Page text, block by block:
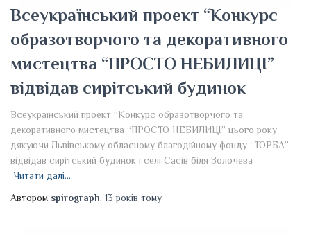
Всеукраїнський проект “Конкурс
образотворчого та декоративного
мистецтва “ПРОСТО НЕБИЛИЦІ”
відвідав сирітський будинок
Всеукраїнський проект “Конкурс образотворчого та
декоративного мистецтва “ПРОСТО НЕБИЛИЦІ” цього року
дякуючи Львівському обласному благодійному фонду “ТОРБА”
відвідав сирітський будинок і селі Сасів біля Золочева
Читати далі…
Автором spirograph, 13 років тому